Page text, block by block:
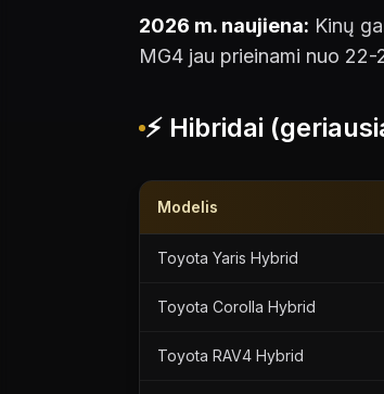
2026 m. naujiena: Kinų
MG4 jau prieinami nuo
⚡ Hibridai
Modelis
Toyota Yaris Hybrid
Toyota Corolla Hybrid
Toyota RAV4 Hybrid